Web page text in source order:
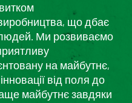
що дбає
людей. Ми розвиваємо
на майбутнє,
від поля до
майбутнє завдяки